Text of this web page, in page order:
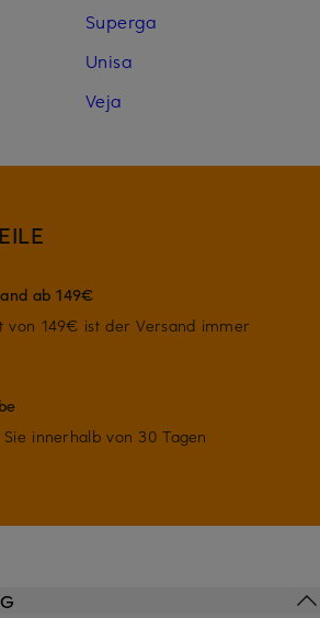
Superga
Unisa
Veja
ab 149€
von 149€ ist der Versand immer
innerhalb von 30 Tagen